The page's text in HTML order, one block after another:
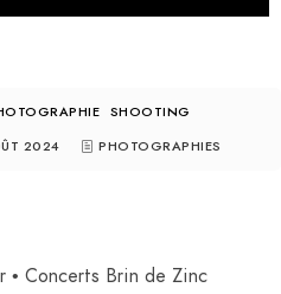
SHOOTING
2024 PHOTOGRAPHIES
• Concerts Brin de Zinc